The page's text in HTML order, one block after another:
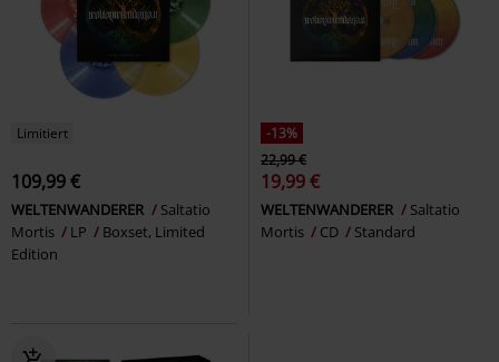
Limitiert
109,99 €
WELTENWANDERER
Saltatio
Mortis
LP
Boxset, Limited
Edition
-13%
22,99 €
19,99 €
WELTENWANDERER
Saltatio
Mortis
CD Standard